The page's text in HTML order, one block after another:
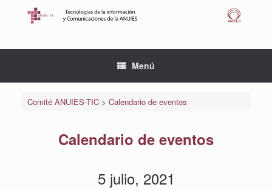
Menú
Comité ANUIES-TIC> Calendario de eventos
Calendario de eventos
5 julio, 2021